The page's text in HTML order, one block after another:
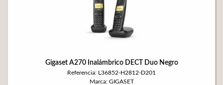
Gigaset A270 Inalámbrico DECT Duo Negro
Referencia: L36852-H2812-D201
Marca: GIGASET